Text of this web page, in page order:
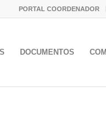
PORTAL COORDENADOR
DOCUMENTOS